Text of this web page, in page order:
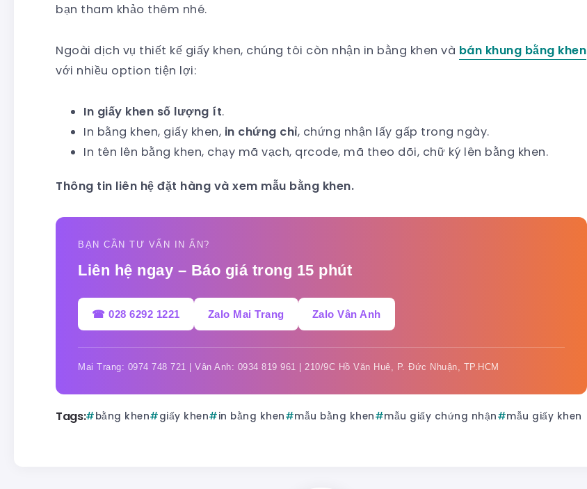
bạn tham khảo thêm nhé.
Ngoài dịch vụ thiết kế giấy khen, chúng tôi còn nhận in bằng khen và bán khung bằng khen
với nhiều option tiện lợi:
In giấy khen số lượng ít.
In bằng khen, giấy khen, in chứng chỉ, chứng nhận lấy gấp trong ngày.
In tên lên bằng khen, chạy mã vạch, qrcode, mã theo dõi, chữ ký lên bằng khen.
Thông tin liên hệ đặt hàng và xem mẫu bằng khen.
BẠN CẦN TƯ VẤN IN ẤN?
Liên hệ ngay – Báo giá trong 15 phút
☎ 028 6292 1221 Zalo Mai Trang Zalo Vân Anh
Mai Trang: 0974 748 721 | Vân Anh: 0934 819 961 | 210/9C Hồ Văn Huê, P. Đức Nhuận, TP.HCM
Tags: bằng khen giấy khen in bằng khen mẫu bằng khen mẫu giấy chứng nhận mẫu giấy khen